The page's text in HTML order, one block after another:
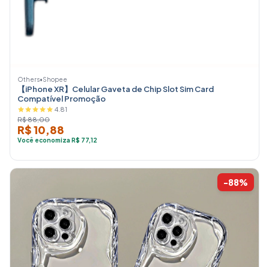
Others•Shopee
【iPhone XR】Celular Gaveta de Chip Slot Sim Card
Compatível Promoção
4.81
R$ 88,00
R$ 10,88
Você economiza R$ 77,12
-88%